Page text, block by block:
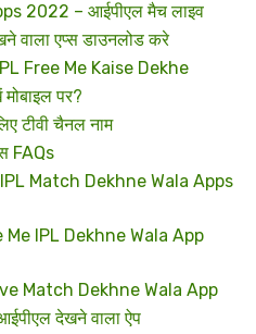
2022 – आईपीएल मैच लाइव
वाला एप्स डाउनलोड करे
Free Me Kaise Dekhe
पर?
टीवी चैनल नाम
FAQs
IPL Match Dekhne Wala Apps
IPL Dekhne Wala App
Match Dekhne Wala App
देखने वाला ऐप